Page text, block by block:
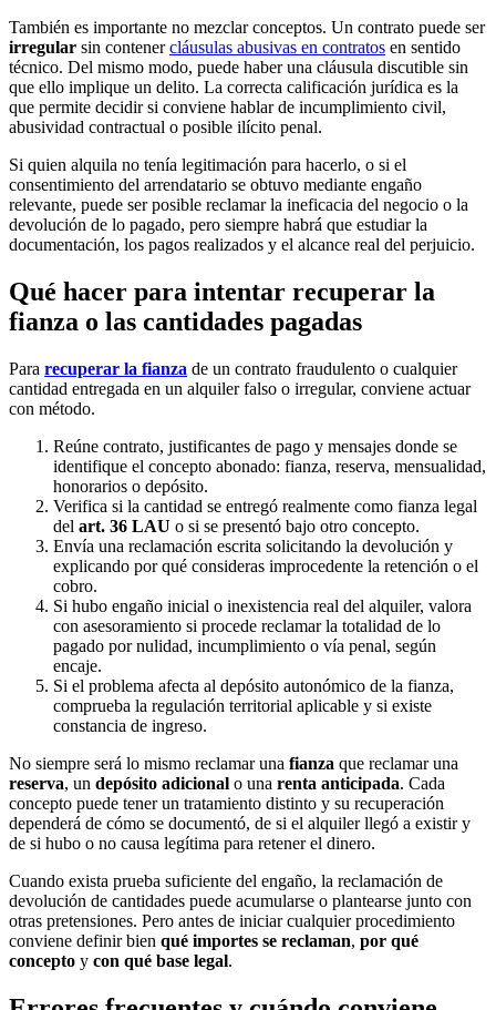
También es importante no mezclar conceptos. Un contrato puede ser
irregular sin contenercláusulas abusivas en contratos en sentido
técnico. Del mismo modo, puede haber una cláusula discutible sin
que ello implique un delito. La correcta calificación jurídica es la
que permite decidir si conviene hablar de incumplimiento civil,
abusividad contractual o posible ilícito penal.
Si quien alquila no tenía legitimación para hacerlo, o si el
consentimiento del arrendatario se obtuvo mediante engaño
relevante, puede ser posible reclamar la ineficacia del negocio o la
devolución de lo pagado, pero siempre habrá que estudiar la
documentación, los pagos realizados y el alcance real del perjuicio.
Qué hacer para intentar recuperar la
fianza o las cantidades pagadas
Para recuperar la fianza de un contrato fraudulento o cualquier
cantidad entregada en un alquiler falso o irregular, conviene actuar
con método.
Reúne contrato, justificantes de pago y mensajes donde se
identifique el concepto abonado: fianza, reserva, mensualidad,
honorarios o depósito.
Verifica si la cantidad se entregó realmente como fianza legal
del art. 36 LAU o si se presentó bajo otro concepto.
Envía una reclamación escrita solicitando la devolución y
explicando por qué consideras improcedente la retención o el
cobro.
Si hubo engaño inicial o inexistencia real del alquiler, valora
con asesoramiento si procede reclamar la totalidad de lo
pagado por nulidad, incumplimiento o vía penal, según
encaje.
Si el problema afecta al depósito autonómico de la fianza,
comprueba la regulación territorial aplicable y si existe
constancia de ingreso.
No siempre será lo mismo reclamar una fianza que reclamar una
reserva, un depósito adicional o una renta anticipada. Cada
concepto puede tener un tratamiento distinto y su recuperación
dependerá de cómo se documentó, de si el alquiler llegó a existir y
de si hubo o no causa legítima para retener el dinero.
Cuando exista prueba suficiente del engaño, la reclamación de
devolución de cantidades puede acumularse o plantearse junto con
otras pretensiones. Pero antes de iniciar cualquier procedimiento
conviene definir bien qué importes se reclaman, por qué
concepto y con qué base legal.